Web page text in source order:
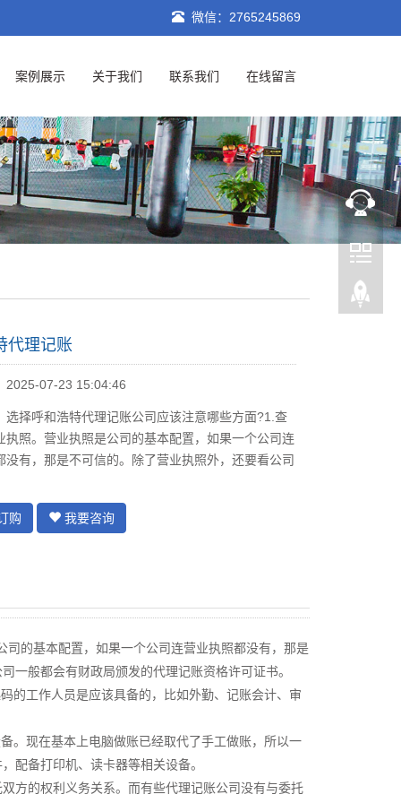
微信：2765245869
案例展示 关于我们 联系我们 在线留言
代理记账
2025-07-23 15:04:46
选择呼和浩特代理记账公司应该注意哪些方面?1.查
执照。营业执照是公司的基本配置，如果一个公司连
没有，那是不可信的。除了营业执照外，还要看公司
购 我要咨询
的基本配置，如果一个公司连营业执照都没有，那是
一般都会有财政局颁发的代理记账资格许可证书。
的工作人员是应该具备的，比如外勤、记账会计、审
。现在基本上电脑做账已经取代了手工做账，所以一
配备打印机、读卡器等相关设备。
方的权利义务关系。而有些代理记账公司没有与委托